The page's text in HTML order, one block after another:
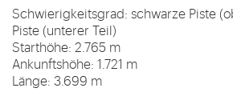
Schwierigkeitsgrad: schwarze Piste
Piste (unterer Teil)
Starthöhe: 2.765 m
Ankunftshöhe: 1.721 m
Länge: 3.699 m